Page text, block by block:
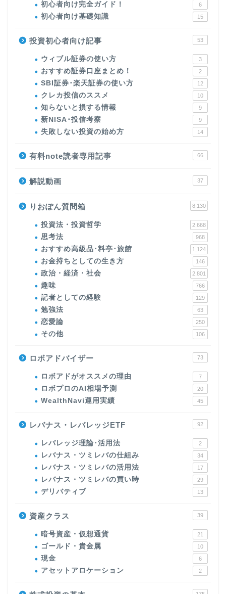
初心者向け完全ガイド！ 6
初心者向け基礎知識 15
投資初心者向け記事 53
ウィブル証券の使い方 3
おすすめ証券口座まとめ！ 2
SBI証券･楽天証券の使い方 12
クレカ投信のススメ 10
知らないと損する情報 9
新NISA･投信考察 9
失敗しない投資の始め方 14
有料note読者専用記事 66
解説動画 37
りおぽん質問箱 8,130
投資法・投資哲学 2,668
思考法 968
おすすめ高級品･料亭･旅館 1,124
お金持ちとしての生き方 146
政治・経済・社会 2,801
趣味 766
記者としての経験 129
勉強法 63
恋愛論 250
その他 106
ロボアドバイザー 73
ロボアドがオススメの理由 7
ロボプロのAI相場予測 20
WealthNavi運用実績 45
レバナス・レバレッジETF 92
レバレッジ理論･活用法 2
レバナス・ツミレバの仕組み 34
レバナス・ツミレバの活用法 17
レバナス・ツミレバの買い時 29
デリバティブ 13
資産クラス 39
暗号資産・仮想通貨 21
ゴールド・貴金属 10
現金 6
アセットアロケーション 2